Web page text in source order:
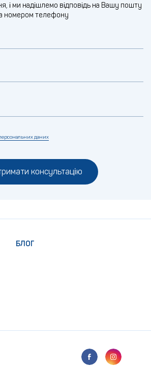
і ми надішлемо відповідь на Вашу пошту
номером телефону
даних
консультацію
БЛОГ